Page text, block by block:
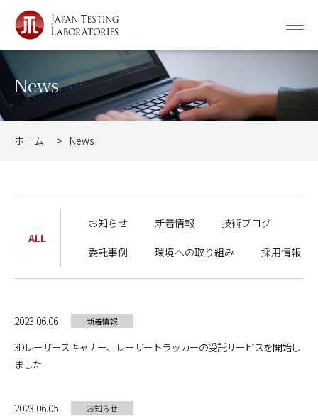
News
ホーム > News
ALL
お知らせ 新着情報 技術ブログ
委託事例 環境への取り組み 採用情報
2023.06.06 新着情報
3Dレーザースキャナー、レーザートラッカーの受託サービスを開始し
ました
2023.06.05 お知らせ